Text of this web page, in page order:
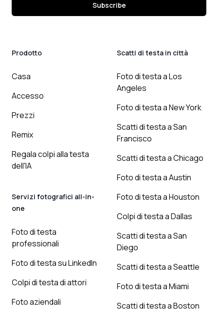
Subscribe
Prodotto
Casa
Accesso
Prezzi
Remix
Regala colpi alla testa
dell'IA
Servizi fotografici all-in-
one
Foto di testa
professionali
Foto di testa su LinkedIn
Colpi di testa di attori
Foto aziendali
Scatti di testa in città
Foto di testa a Los
Angeles
Foto di testa a New York
Scatti di testa a San
Francisco
Scatti di testa a Chicago
Foto di testa a Austin
Foto di testa a Houston
Colpi di testa a Dallas
Scatti di testa a San
Diego
Scatti di testa a Seattle
Foto di testa a Miami
Scatti di testa a Boston